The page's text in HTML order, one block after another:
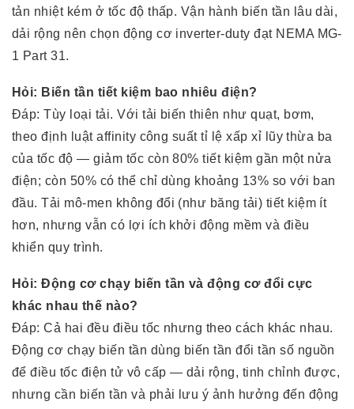
tản nhiệt kém ở tốc độ thấp. Vận hành biến tần lâu dài,
dải rộng nên chọn động cơ inverter-duty đạt NEMA MG-
1 Part 31.
Hỏi: Biến tần tiết kiệm bao nhiêu điện?
Đáp: Tùy loại tải. Với tải biến thiên như quạt, bơm,
theo định luật affinity công suất tỉ lệ xấp xỉ lũy thừa ba
của tốc độ — giảm tốc còn 80% tiết kiệm gần một nửa
điện; còn 50% có thể chỉ dùng khoảng 13% so với ban
đầu. Tải mô-men không đổi (như băng tải) tiết kiệm ít
hơn, nhưng vẫn có lợi ích khởi động mềm và điều
khiển quy trình.
Hỏi: Động cơ chạy biến tần và động cơ đổi cực
khác nhau thế nào?
Đáp: Cả hai đều điều tốc nhưng theo cách khác nhau.
Động cơ chạy biến tần dùng biến tần đổi tần số nguồn
để điều tốc điện tử vô cấp — dải rộng, tinh chỉnh được,
nhưng cần biến tần và phải lưu ý ảnh hưởng đến động